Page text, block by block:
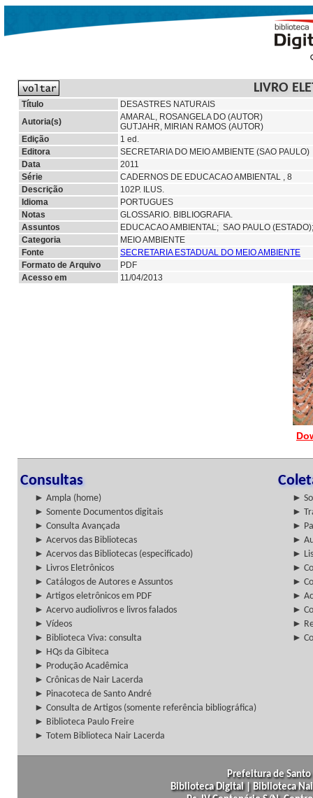
LIVRO
Título
DESASTRES NATURAIS
Autoria(s)
AMARAL, ROSANGELA DO (AUTOR)
GUTJAHR, MIRIAN RAMOS (AUTOR)
Edição
1 ed.
Editora
SECRETARIA DO MEIO AMBIENTE (SAO PAULO)
Data
2011
Série
CADERNOS DE EDUCACAO AMBIENTAL , 8
Descrição
102P. ILUS.
Idioma
PORTUGUES
Notas
GLOSSARIO. BIBLIOGRAFIA.
Assuntos
EDUCACAO AMBIENTAL; SAO PAULO
Categoria
MEIO AMBIENTE
Fonte
SECRETARIA ESTADUAL DO MEIO AMBIENTE
Formato de Arquivo
PDF
Acesso em
11/04/2013
Consultas
► Ampla (home)
►
► Somente Documentos digitais
►
► Consulta Avançada
►
► Acervos das Bibliotecas
►
► Acervos das Bibliotecas (especificado)
►
► Livros Eletrônicos
►
► Catálogos de Autores e Assuntos
►
► Artigos eletrônicos em PDF
►
► Acervo audiolivros e livros falados
►
► Vídeos
►
► Biblioteca Viva: consulta
►
► HQs da Gibiteca
► Produção Acadêmica
► Crônicas de Nair Lacerda
► Pinacoteca de Santo André
► Consulta de Artigos (somente referência bibliográfica)
► Biblioteca Paulo Freire
► Totem Biblioteca Nair Lacerda
Prefeitura de
Biblioteca Digital | Biblioteca